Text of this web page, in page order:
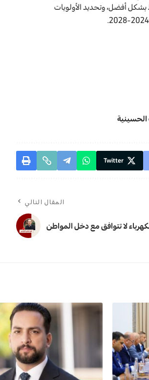
أفضل، وتحديد الأولويات
Twitter
المقال التالي
لا تتوافق مع دخل المواطن